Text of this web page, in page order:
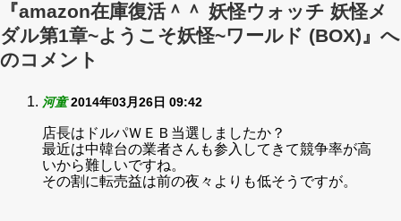
『amazon在庫復活＾＾ 妖怪ウォッチ 妖怪メ
ダル第1章~ようこそ妖怪~ワールド (BOX)』へ
のコメント
河童 2014年03月26日 09:42
店長はドルパＷＥＢ当選しましたか？
最近は中韓台の業者さんも参入してきて競争率が高
いから難しいですね。
その割に転売益は前の夜々よりも低そうですが。